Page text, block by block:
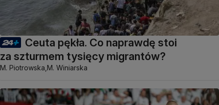
Ceuta pękła. Co naprawdę stoi
za szturmem tysięcy migrantów?
M. Piotrowska, M. Winiarska